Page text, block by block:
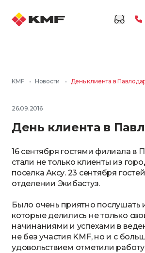
KMF • Новости • День клиента в
26.09.2016
День клиента в
16 сентября гостями филиала в
стали не только клиенты из
поселка Аксу. 23 сентября
отделении Экибастуз.
Было очень приятно послушать
которые делились не только
начинаниями и успехами в
не без участия KMF, но и с
удовольствием отметили